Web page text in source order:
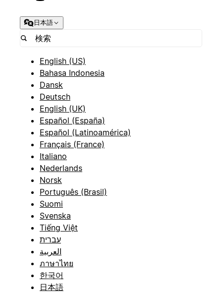
日本語
English (US)
Bahasa Indonesia
Dansk
Deutsch
English (UK)
Español (España)
Español (Latinoamérica)
Français (France)
Italiano
Nederlands
Norsk
Português (Brasil)
Suomi
Svenska
Tiếng Việt
עברית
العربية
ภาษาไทย
한국어
日本語